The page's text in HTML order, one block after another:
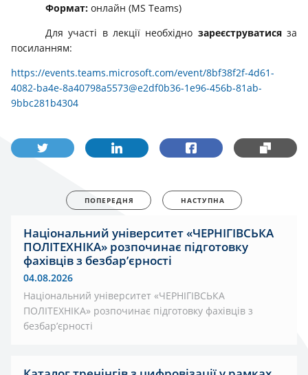
Формат: онлайн (MS Teams)
Для участі в лекції необхідно зареєструватисяза
посиланням:
https://events.teams.microsoft.com/event/8bf38f2f-4d61-
4082-ba4e-8a40798a5573@e2df0b36-1e96-456b-81ab-
9bbc281b4304
ПОПЕРЕДНЯ НАСТУПНА
Національний університет «ЧЕРНІГІВСЬКА
ПОЛІТЕХНІКА» розпочинає підготовку
фахівців з безбар’єрності
04.08.2026
Національний університет «ЧЕРНІГІВСЬКА
ПОЛІТЕХНІКА» розпочинає підготовку фахівців з
безбар’єрності